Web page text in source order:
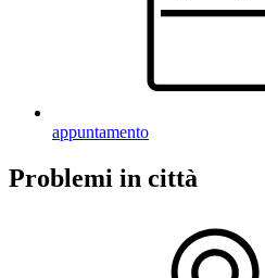
appuntamento
Problemi in città